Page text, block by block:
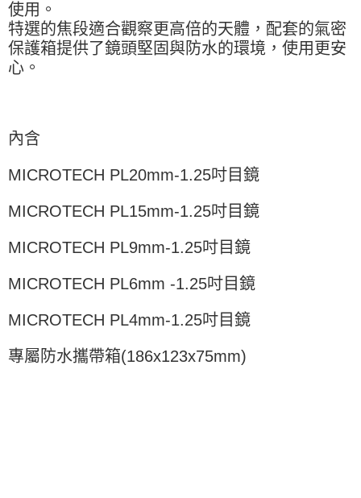
使用。
特選的焦段適合觀察更高倍的天體，配套的氣密
保護箱提供了鏡頭堅固與防水的環境，使用更安
心。
內含
MICROTECH PL20mm-1.25吋目鏡
MICROTECH PL15mm-1.25吋目鏡
MICROTECH PL9mm-1.25吋目鏡
MICROTECH PL6mm -1.25吋目鏡
MICROTECH PL4mm-1.25吋目鏡
專屬防水攜帶箱(186x123x75mm)